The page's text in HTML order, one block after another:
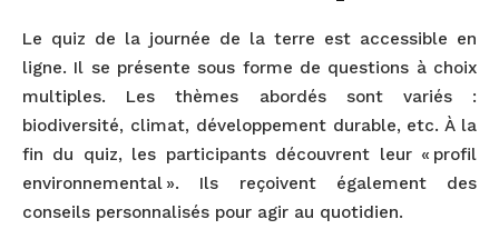
Le quiz de la journée de la terre est accessible en
ligne. Il se présente sous forme de questions à choix
multiples. Les thèmes abordés sont variés :
biodiversité, climat, développement durable, etc. À la
fin du quiz, les participants découvrent leur « profil
environnemental ». Ils reçoivent également des
conseils personnalisés pour agir au quotidien.